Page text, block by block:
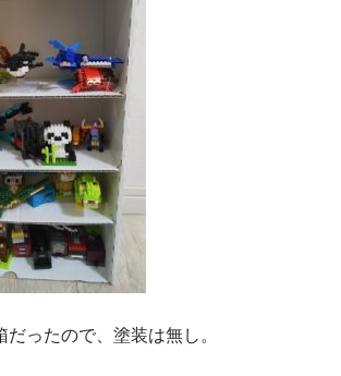
ったので、塗装は無し。